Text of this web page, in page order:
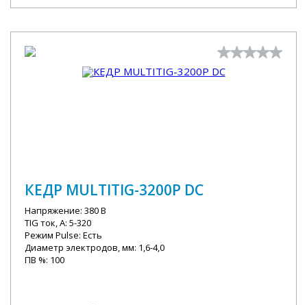
КЕДР MULTITIG-3200P DC
Напряжение: 380 В
TIG ток, А: 5-320
Режим Pulse: Есть
Диаметр электродов, мм: 1,6-4,0
ПВ %: 100